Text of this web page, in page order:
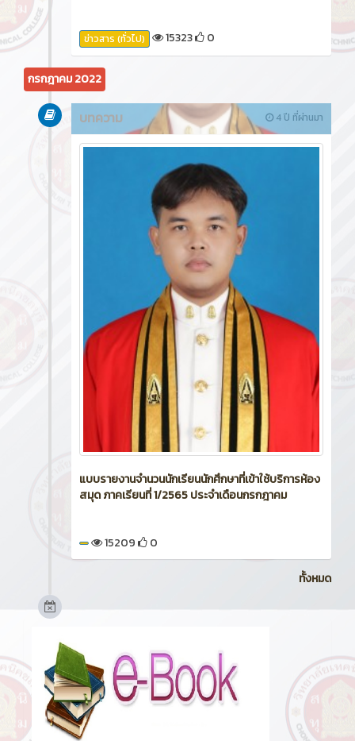
ข่าวสาร (ทั่วไป) 15323 0
กรกฎาคม 2022
4 ปี ที่ผ่านมา
บทความ
แบบรายงานจำนวนนักเรียนนักศึกษาที่เข้าใช้บริการห้อง
สมุด ภาคเรียนที่ 1/2565 ประจำเดือนกรกฎาคม
15209 0
ทั้งหมด